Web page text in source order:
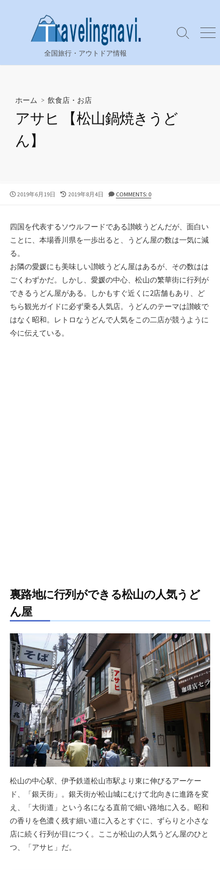
へ
全国旅行・アウトドア情報
検
り
メ
ー
ホーム > 飲食店・お店
アサヒ 【松山鍋焼きうど
ん】
公
2019年6月19日
最
日
2019年8月4日 COMMENTS: 0
四国を代表するソウルフードである讃岐うどんだが、面白い
ことに、本場香川県を一歩出ると、うどん屋の数は一気に減
る。
お隣の愛媛にも美味しい讃岐うどん屋はあるが、その数はは
ごくわずかだ。しかし、愛媛の中心、松山の繁華街に行列が
できるうどん屋がある。しかもすぐ近くに2店舗もあり、ど
ちら観光ガイドに必ず乗る人気店。うどんのテーマは讃岐で
はなく昭和。レトロなうどんで人気をこの二店が競うように
今に伝えている。
裏路地に行列ができる松山の人気うど
ん屋
松山の中心駅、伊予鉄道松山市駅より東に伸びるアーケー
ド、「銀天街」。銀天街が松山城にむけて北向きに進路を変
え、「大街道」という名になる直前で細い路地に入る。昭和
の香りを色濃く残す細い道に入るとすぐに、ずらりと小さな
店に続く行列が目につく。ここが松山の人気うどん屋のひと
つ、「アサヒ」だ。